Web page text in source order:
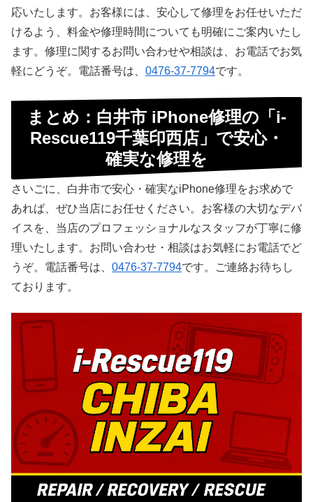
応いたします。お客様には、安心して修理をお任せいただ
けるよう、料金や修理時間についても明確にご案内いたし
ます。修理に関するお問い合わせや相談は、お電話でお気
軽にどうぞ。電話番号は、 0476-37-7794です。
まとめ：白井市 iPhone修理の「i-
Rescue119千葉印西店」で安心・
確実な修理を
さいごに、白井市で安心・確実なiPhone修理をお求めで
あれば、ぜひ当店にお任せください。お客様の大切なデバ
イスを、当店のプロフェッショナルなスタッフが丁寧に修
理いたします。お問い合わせ・相談はお気軽にお電話でど
うぞ。電話番号は、 0476-37-7794です。ご連絡お待ちし
ております。